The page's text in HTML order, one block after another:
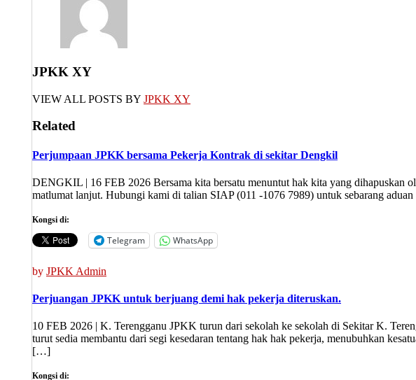
JPKK XY
VIEW ALL POSTS BY JPKK XY
Related
Perjumpaan JPKK bersama Pekerja Kontrak di sekitar Dengkil
DENGKIL | 16 FEB 2026 Bersama kita bersatu menuntut hak kita yang dihapuskan
matlumat lanjut. Hubungi kami di talian SIAP (011 -1076 7989) untuk sebarang
Kongsi di:
Telegram WhatsApp
by JPKK Admin
Perjuangan JPKK untuk berjuang demi hak pekerja diteruskan.
10 FEB 2026 | K. Terengganu JPKK turun dari sekolah ke sekolah di Sekitar K.
turut sedia membantu dari segi kesedaran tentang hak hak pekerja, menubuhkan
[…]
Kongsi di: